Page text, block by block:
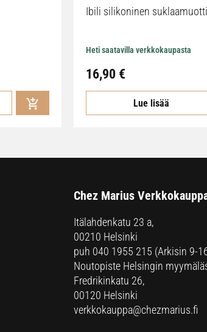
Ibili silikoninen
Heti saatavilla verkkokaupasta
16,90 €
Lue lisää
Chez Marius
Itälahdenkatu 23 a,
00210 Helsinki
puh 040 1955 215 (Arkisin 9-
Noutopiste Helsingin
Fredrikinkatu 26,
00120 Helsinki
verkkokauppa@chezmarius.fi